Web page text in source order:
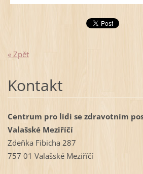
« Zpět
Kontakt
Centrum pro lidi se zdravotním
Valašské Meziříčí
Zdeňka Fibicha 287
757 01 Valašské Meziříčí